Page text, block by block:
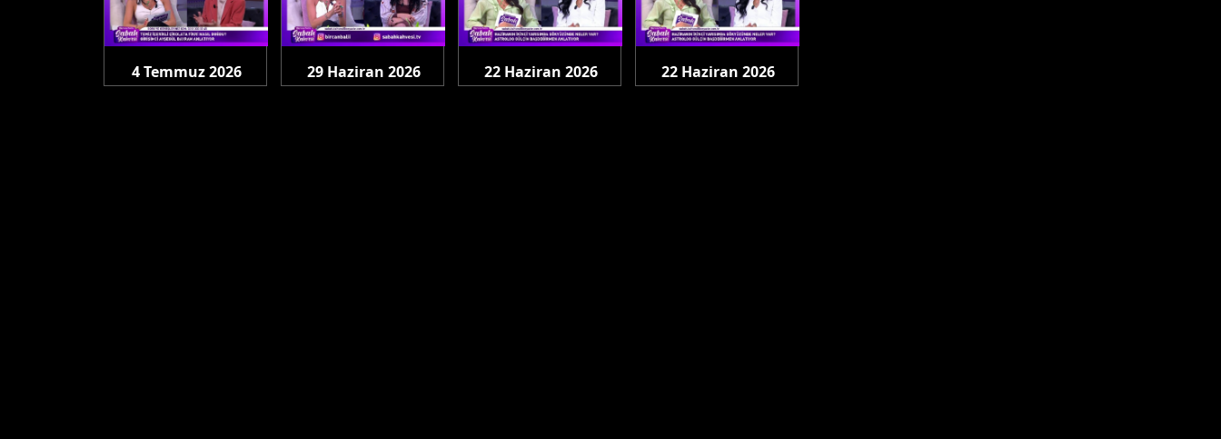
4 Temmuz 2026
29 Haziran 2026
22 Haziran 2026
22 Haziran 2026